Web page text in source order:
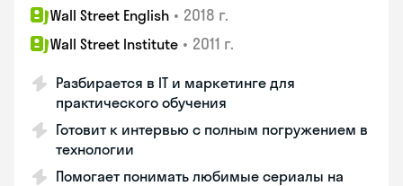
Wall Street English • 2018 г.
Wall Street Institute • 2011 г.
Разбирается в IT и маркетинге для
практического обучения
Готовит к интервью с полным погружением в
технологии
Помогает понимать любимые сериалы на